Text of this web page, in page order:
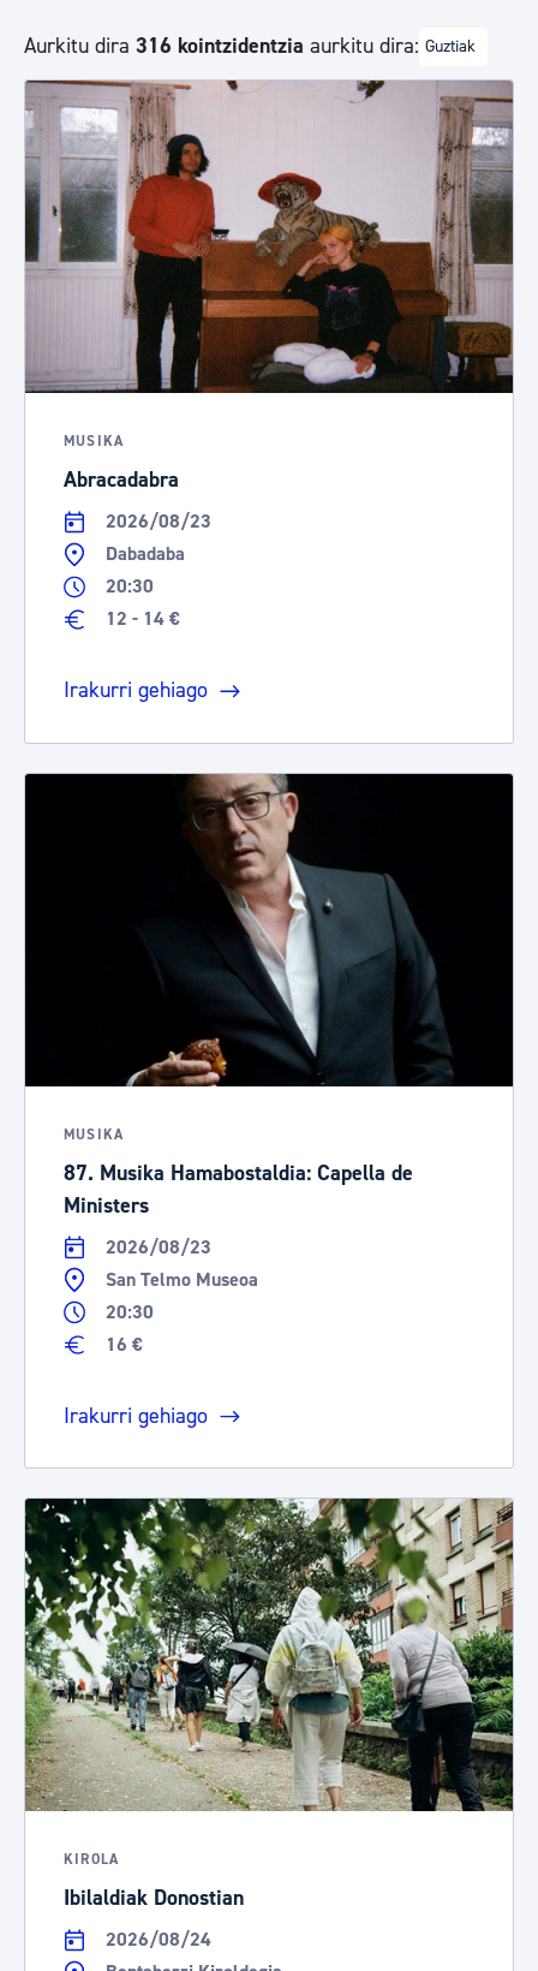
Aurkitu dira 316 kointzidentzia aurkitu dira: Guztiak
MUSIKA
Abracadabra
2026/08/23
Dabadaba
20:30
12 - 14 €
Irakurri gehiago
MUSIKA
87. Musika Hamabostaldia: Capella de
Ministers
2026/08/23
San Telmo Museoa
20:30
16 €
Irakurri gehiago
KIROLA
Ibilaldiak Donostian
2026/08/24